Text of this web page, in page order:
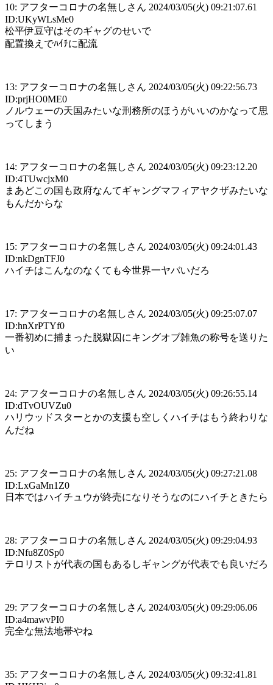
10: アフターコロナの名無しさん 2024/03/05(火) 09:21:07.61
ID:UKyWLsMe0
松平伊豆守はそのギャグのせいで
配置換えでﾊｲﾁに配流
13: アフターコロナの名無しさん 2024/03/05(火) 09:22:56.73
ID:prjHO0ME0
ノルウェーの天国みたいな刑務所のほうがいいのかなって思
ってしまう
14: アフターコロナの名無しさん 2024/03/05(火) 09:23:12.20
ID:4TUwcjxM0
まあどこの国も政府なんてギャングマフィアヤクザみたいな
もんだからな
15: アフターコロナの名無しさん 2024/03/05(火) 09:24:01.43
ID:nkDgnTFJ0
ハイチはこんなのなくても今世界一ヤバいだろ
17: アフターコロナの名無しさん 2024/03/05(火) 09:25:07.07
ID:hnXrPTYf0
一番初めに捕まった脱獄囚にキングオブ雑魚の称号を送りた
い
24: アフターコロナの名無しさん 2024/03/05(火) 09:26:55.14
ID:dTvOUVZu0
ハリウッドスターとかの支援も空しくハイチはもう終わりな
んだね
25: アフターコロナの名無しさん 2024/03/05(火) 09:27:21.08
ID:LxGaMn1Z0
日本ではハイチュウが終売になりそうなのにハイチときたら
28: アフターコロナの名無しさん 2024/03/05(火) 09:29:04.93
ID:Nfu8Z0Sp0
テロリストが代表の国もあるしギャングが代表でも良いだろ
29: アフターコロナの名無しさん 2024/03/05(火) 09:29:06.06
ID:a4mawvPI0
完全な無法地帯やね
35: アフターコロナの名無しさん 2024/03/05(火) 09:32:41.81